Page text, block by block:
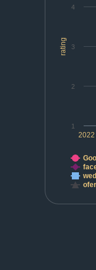
rating
2022
1
2
3
4